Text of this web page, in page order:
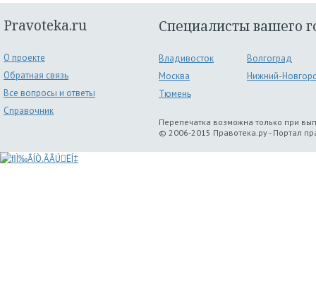
Pravoteka.ru
О проекте
Обратная связь
Все вопросы и ответы
Справочник
Специалисты вашего
Владивосток
Волгоград
Москва
Нижний-
Тюмень
Перепечатка возможна только при
© 2006-2015 Правотека.ру - Портал